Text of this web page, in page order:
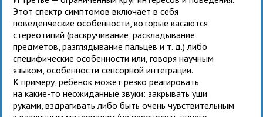
Этот спектр симптомов включает в себя
поведенческие особенности, которые касаются
стереотипий (раскручивание, раскладывание
предметов, разглядывание пальцев и т. д.) либо
специфические особенности или, говоря научным
языком, особенности сенсорной интеграции.
К примеру, ребенок может резко реагировать
на какие-то неожиданные звуки: закрывать уши
руками, вздрагивать либо быть очень чувствительным